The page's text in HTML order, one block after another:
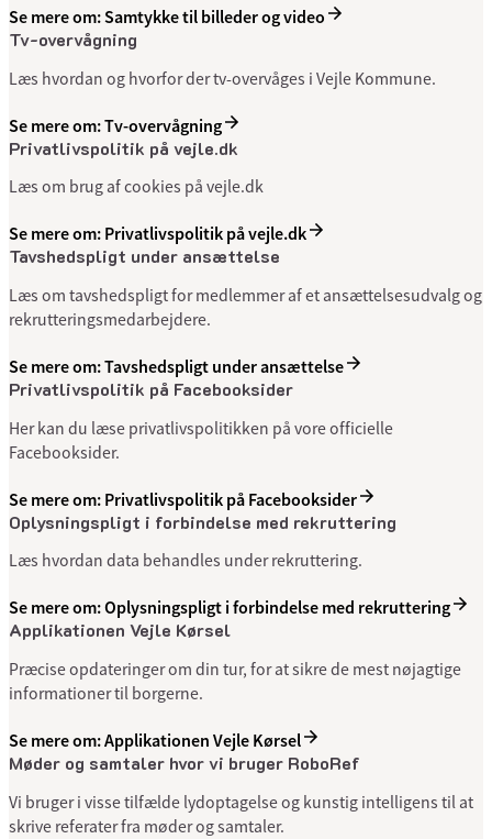
Se mere om: Samtykke til billeder og video
Tv-overvågning
Læs hvordan og hvorfor der tv-overvåges i Vejle Kommune.
Se mere om: Tv-overvågning
Privatlivspolitik på vejle.dk
Læs om brug af cookies på vejle.dk
Se mere om: Privatlivspolitik på vejle.dk
Tavs­heds­pligt under ansættelse
Læs om tavs­heds­pligt for med­lem­mer af et ansæt­telses­udvalg og
rekrutterings­med­arbejdere.
Se mere om: Tavs­heds­pligt under ansættelse
Privatlivspolitik på Facebooksider
Her kan du læse privatlivspolitikken på vore officielle
Facebooksider.
Se mere om: Privatlivspolitik på Facebooksider
Oplysningspligt i forbindelse med rekruttering
Læs hvordan data behandles under rekruttering.
Se mere om: Oplysningspligt i forbindelse med rekruttering
Applikationen Vejle Kørsel
Præcise opdateringer om din tur, for at sikre de mest nøjagtige
informationer til borgerne.
Se mere om: Applikationen Vejle Kørsel
Møder og samtaler hvor vi bruger RoboRef
Vi bruger i visse tilfælde lydoptagelse og kunstig intelligens til at
skrive referater fra møder og samtaler.